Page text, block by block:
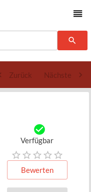
Zurück Nächste
Verfügbar
Bewerten